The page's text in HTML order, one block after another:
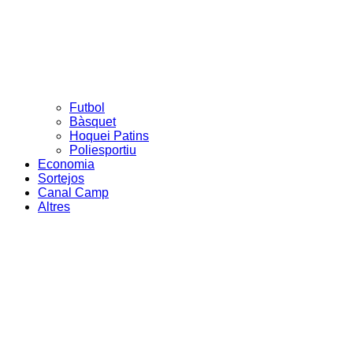
Futbol
Bàsquet
Hoquei Patins
Poliesportiu
Economia
Sortejos
Canal Camp
Altres